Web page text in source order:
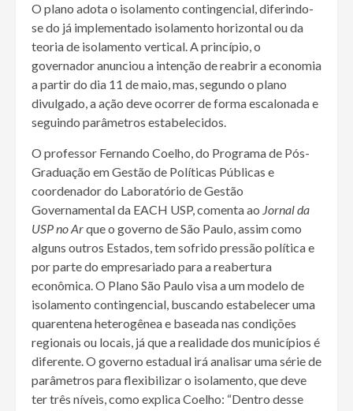
O plano adota o isolamento contingencial, diferindo-
se do já implementado isolamento horizontal ou da
teoria de isolamento vertical. A princípio, o
governador anunciou a intenção de reabrir a economia
a partir do dia 11 de maio, mas, segundo o plano
divulgado, a ação deve ocorrer de forma escalonada e
seguindo parâmetros estabelecidos.
O professor Fernando Coelho, do Programa de Pós-
Graduação em Gestão de Políticas Públicas e
coordenador do Laboratório de Gestão
Governamental da EACH USP, comenta ao Jornal da
USP no Arque o governo de São Paulo, assim como
alguns outros Estados, tem sofrido pressão política e
por parte do empresariado para a reabertura
econômica. O Plano São Paulo visa a um modelo de
isolamento contingencial, buscando estabelecer uma
quarentena heterogênea e baseada nas condições
regionais ou locais, já que a realidade dos municípios é
diferente. O governo estadual irá analisar uma série de
parâmetros para flexibilizar o isolamento, que deve
ter três níveis, como explica Coelho: “Dentro desse